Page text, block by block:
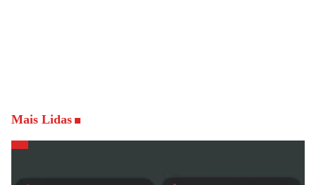
Mais Lidas